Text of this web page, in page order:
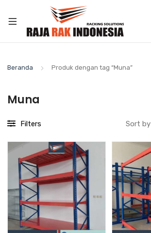
Beranda Produk dengan tag “Muna”
Muna
Filters Sort by